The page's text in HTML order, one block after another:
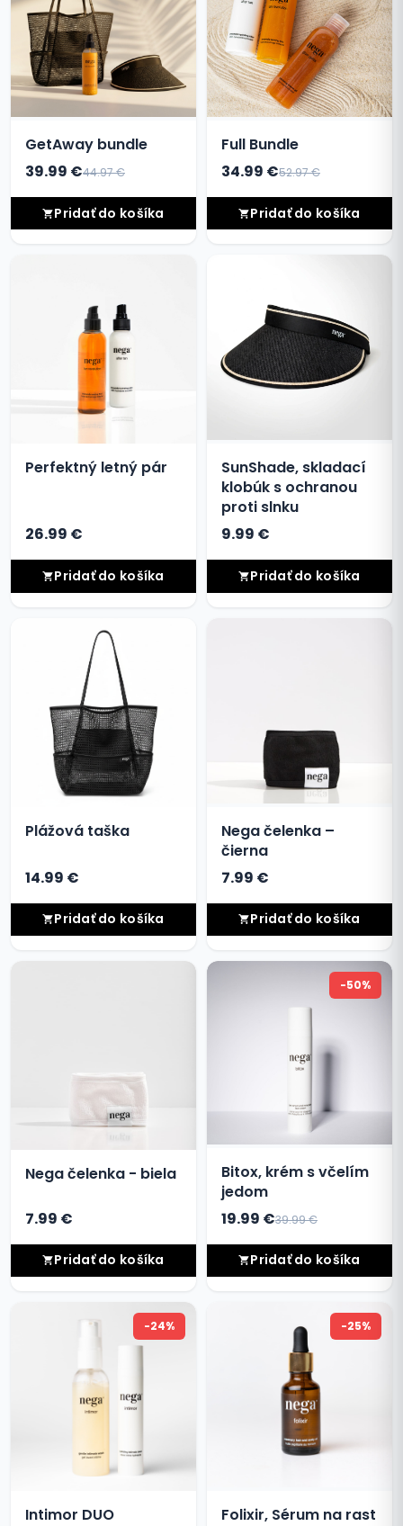
GetAway bundle
39.99 €44.97 €
Pridať do košíka
Full Bundle
34.99 €52.97 €
Pridať do košíka
Perfektný letný pár
26.99 €
Pridať do košíka
SunShade, skladací
klobúk s ochranou
proti slnku
9.99 €
Pridať do košíka
Plážová taška
14.99 €
Pridať do košíka
Nega čelenka –
čierna
7.99 €
Pridať do košíka
Nega čelenka - biela
7.99 €
Pridať do košíka
-50%
Bitox, krém s včelím
jedom
19.99 €39.99 €
Pridať do košíka
-24%
Intimor DUO
-25%
Folixir, Sérum na rast